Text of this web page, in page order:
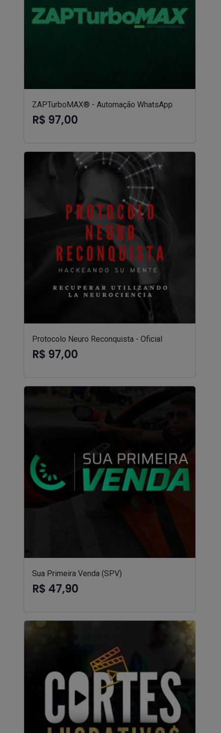
ZAPTurboMAX® - Automação WhatsApp
R$ 97,00
Protocolo Neuro Reconquista - Oficial
R$ 97,00
Sua Primeira Venda (SPV)
R$ 47,90